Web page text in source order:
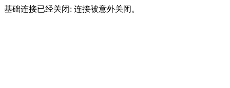
基础连接已经关闭: 连接被意外关闭。